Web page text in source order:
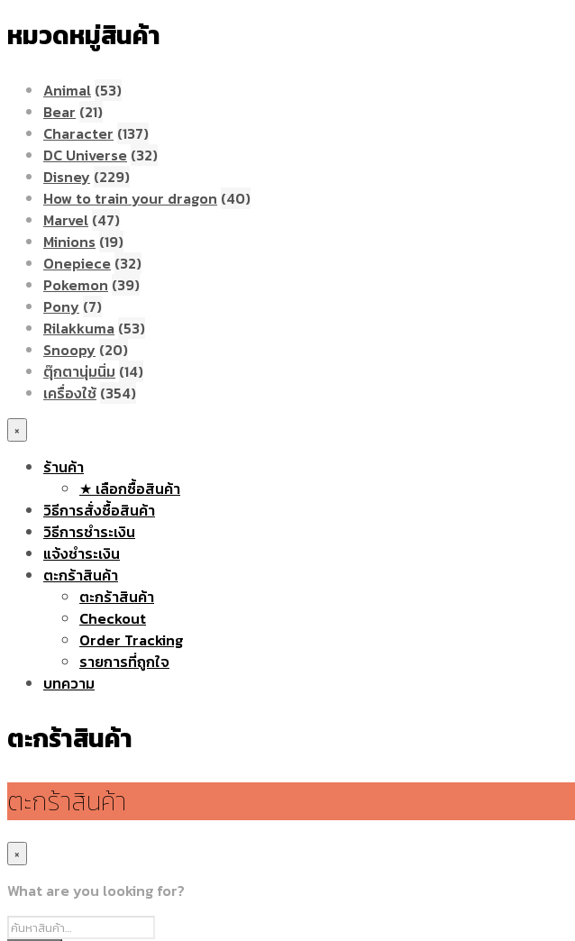
หมวดหมู่สินค้า
Animal (53)
Bear (21)
Character (137)
DC Universe (32)
Disney (229)
How to train your dragon (40)
Marvel (47)
Minions (19)
Onepiece (32)
Pokemon (39)
Pony (7)
Rilakkuma (53)
Snoopy (20)
ตุ๊กตานุ่มนิ่ม (14)
เครื่องใช้ (354)
×
ร้านค้า
★ เลือกซื้อสินค้า
วิธีการสั่งซื้อสินค้า
วิธีการชำระเงิน
แจ้งชำระเงิน
ตะกร้าสินค้า
ตะกร้าสินค้า
Checkout
Order Tracking
รายการที่ถูกใจ
บทความ
ตะกร้าสินค้า
ตะกร้าสินค้า
×
What are you looking for?